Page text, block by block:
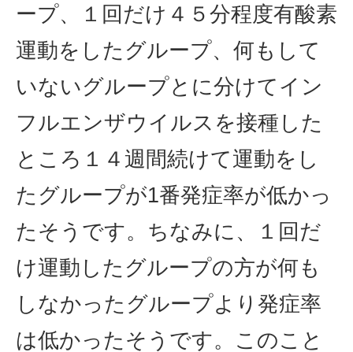
ープ、１回だけ４５分程度有酸素
運動をしたグループ、何もして
いないグループとに分けてイン
フルエンザウイルスを接種した
ところ１４週間続けて運動をし
たグループが1番発症率が低かっ
たそうです。ちなみに、１回だ
け運動したグループの方が何も
しなかったグループより発症率
は低かったそうです。このこと